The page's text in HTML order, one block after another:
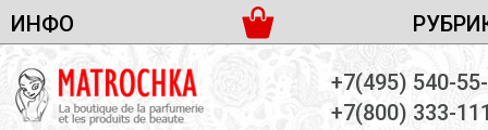
ИНФО
ДОСТАВКА И ОПЛАТА
ЖЕНСКАЯ ПАРФЮМЕРИЯ
МУЖСКАЯ ПАРФЮМЕРИЯ
+7(495) 540-
+7(800) 333-